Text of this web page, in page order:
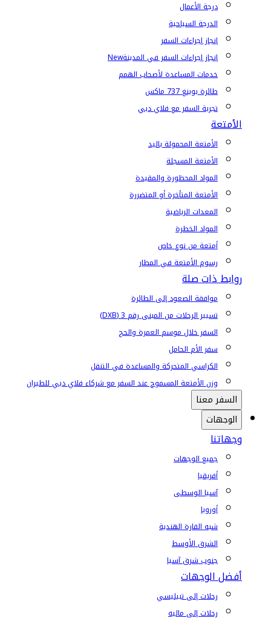
درجة الأعمال
الدرجة السياحية
إنجاز إجراءات السفر
إنجاز إجراءات السفر في المدينةNew
خدمات المساعدة لأصحاب الهمم
طائرة بوينغ 737 ماكس
تجربة السفر مع فلاي دبي
الأمتعة
الأمتعة المحمولة باليد
الأمتعة المسجلة
المواد المحظورة والمقيدة
الأمتعة المتأخرة أو المتضررة
المعدات الرياضية
المواد الخطرة
أمتعة من نوع خاص
رسوم الأمتعة في المطار
روابط ذات صلة
موافقة الصعود إلى الطائرة
تسيير الرحلات من المبنى رقم 3 (DXB)
السفر خلال موسم العمرة والحج
سفر الأم الحامل
الكراسي المتحركة والمساعدة في التنقل
وزن الأمتعة المسموح عند السفر مع شركاء فلاي دبي للطيران
السفر معنا
الوجهات
وجهاتنا
جميع الوجهات
أفريقيا
آسيا الوسطى
أوروبا
شبه القارة الهندية
الشرق الأوسط
جنوب شرق آسيا
أفضل الوجهات
رحلات إلى تبيليسي
رحلات إلى ماليه